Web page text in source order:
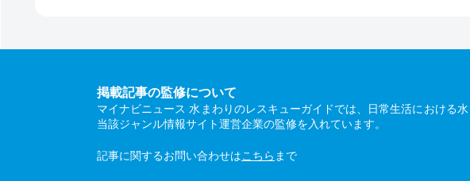
掲載記事の監修について
マイナビニュース 水まわりのレスキューガイドでは、日常生活における
当該ジャンル情報サイト運営企業の監修を入れています。
記事に関するお問い合わせはこちら まで